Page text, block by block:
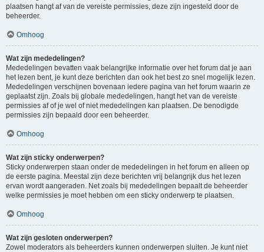
plaatsen hangt af van de vereiste permissies, deze zijn ingesteld door de
beheerder.
Omhoog
Wat zijn mededelingen?
Mededelingen bevatten vaak belangrijke informatie over het forum dat je aan
het lezen bent, je kunt deze berichten dan ook het best zo snel mogelijk lezen.
Mededelingen verschijnen bovenaan iedere pagina van het forum waarin ze
geplaatst zijn. Zoals bij globale mededelingen, hangt het van de vereiste
permissies af of je wel of niet mededelingen kan plaatsen. De benodigde
permissies zijn bepaald door een beheerder.
Omhoog
Wat zijn sticky onderwerpen?
Sticky onderwerpen staan onder de mededelingen in het forum en alleen op
de eerste pagina. Meestal zijn deze berichten vrij belangrijk dus het lezen
ervan wordt aangeraden. Net zoals bij mededelingen bepaalt de beheerder
welke permissies je moet hebben om een sticky onderwerp te plaatsen.
Omhoog
Wat zijn gesloten onderwerpen?
Zowel moderators als beheerders kunnen onderwerpen sluiten. Je kunt niet